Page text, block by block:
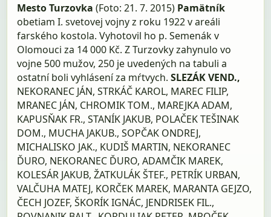
Mesto Turzovka(Foto: 21. 7. 2015) Pamätník
obetiam I. svetovej vojny z roku 1922 v areáli
farského kostola. Vyhotovil ho p. Semenák v
Olomouci za 14 000 Kč. Z Turzovky zahynulo vo
vojne 500 mužov, 250 je uvedených na tabuli a
ostatní boli vyhlásení za mŕtvych.SLEZÁK VEND.,
NEKORANEC JÁN, STRKÁČ KAROL, MAREC FILIP,
MRANEC JÁN, CHROMIK TOM., MAREJKA ADAM,
KAPUSŇAK FR., STANÍK JAKUB, POLAČEK TEŠINAK
DOM., MUCHA JAKUB., SOPČAK ONDREJ,
MICHALISKO JAK., KUDIŠ MARTIN, NEKORANEC
ĎURO, NEKORANEC ĎURO, ADAMČIK MAREK,
KOLESÁR JAKUB, ŽATKULÁK ŠTEF., PETRÍK URBAN,
VALČUHA MATEJ, KORČEK MAREK, MARANTA GEJZO,
ČECH JOZEF, ŠKORÍK IGNÁC, JENDRISEK FIL.,